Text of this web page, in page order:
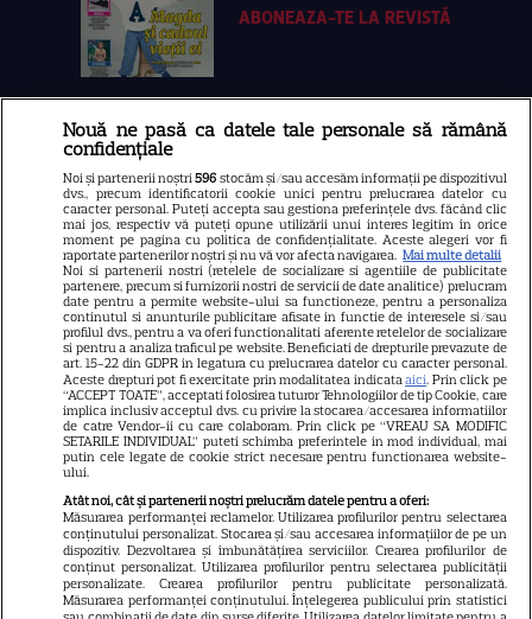
ABONEAZA-TE LA REVISTĂ
Libertatea
Libertatea pentru femei
GSP
Știri mondene
Avantaje
Elle
Unica
Retete practice
URMĂREȘTE-NE PE
Copyright2026Ringier Romania – Toate Drepturile rezervate
Nouă ne pasă ca datele tale personale să rămână
confidențiale
Noi și partenerii noștri596 stocăm și/sau accesăm informații pe dispozitivul
dvs., precum identificatorii cookie unici pentru prelucrarea datelor cu
caracter personal. Puteți accepta sau gestiona preferințele dvs. făcând clic
mai jos, respectiv vă puteți opune utilizării unui interes legitim în orice
moment pe pagina cu politica de confidențialitate. Aceste alegeri vor fi
raportate partenerilor noștri și nu vă vor afecta navigarea. Mai multe detalii
Noi si partenerii nostri (retelele de socializare si agentiile de publicitate
partenere, precum si furnizorii nostri de servicii de date analitice) prelucram
date pentru a permite website-ului sa functioneze, pentru a personaliza
continutul si anunturile publicitare afisate in functie de interesele si/sau
profilul dvs., pentru a va oferi functionalitati aferente retelelor de socializare
si pentru a analiza traficul pe website. Beneficiati de drepturile prevazute de
art. 15-22 din GDPR in legatura cu prelucrarea datelor cu caracter personal.
Aceste drepturi pot fi exercitate prin modalitatea indicataaici. Prin click pe
“ACCEPT TOATE”, acceptati folosirea tuturor Tehnologiilor de tip Cookie, care
implica inclusiv acceptul dvs. cu privire la stocarea/accesarea informatiilor
de catre Vendor-ii cu care colaboram. Prin click pe “VREAU SA MODIFIC
SETARILE INDIVIDUAL” puteti schimba preferintele in mod individual, mai
putin cele legate de cookie strict necesare pentru functionarea website-
ului.
Atât noi, cât și partenerii noștri prelucrăm datele pentru a oferi:
Măsurarea performanței reclamelor. Utilizarea profilurilor pentru selectarea
conținutului personalizat. Stocarea și/sau accesarea informațiilor de pe un
dispozitiv. Dezvoltarea și îmbunătățirea serviciilor. Crearea profilurilor de
conținut personalizat. Utilizarea profilurilor pentru selectarea publicității
personalizate. Crearea profilurilor pentru publicitate personalizată.
Măsurarea performanței conținutului. Înțelegerea publicului prin statistici